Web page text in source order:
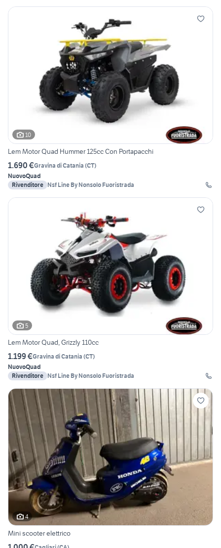
10
Lem Motor Quad Hummer 125cc Con Portapacchi
1.690 €Gravina di Catania (CT)
NuovoQuad
Rivenditore Nsf Line By Nonsolo Fuoristrada
5
Lem Motor Quad, Grizzly 110cc
1.199 €Gravina di Catania (CT)
NuovoQuad
Rivenditore Nsf Line By Nonsolo Fuoristrada
4
Mini scooter elettrico